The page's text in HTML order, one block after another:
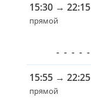
15:30 → 22:15
прямой
- - - - -
15:55 → 22:25
прямой